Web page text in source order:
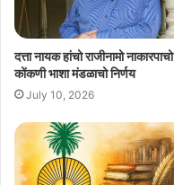
दत्ता नायक हांचो राजीनामो नाकारपाचो
कोंकणी भाशा मंडळाचो निर्णय
July 10, 2026